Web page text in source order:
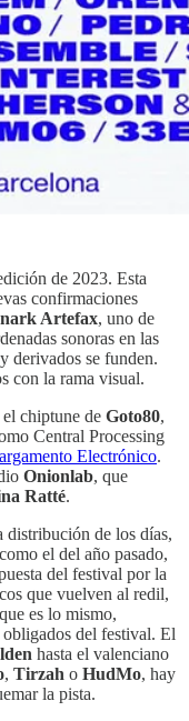
de 2023. Esta
confirmaciones
Artefax, uno de
sonoras en las
derivados se funden.
con la rama visual.
chiptune de Goto80,
Central Processing
Electrónico.
Onionlab, que
Ratté.
distribución de los días,
el del año pasado,
del festival por la
que vuelven al redil,
es lo mismo,
obligados del festival. El
hasta el valenciano
, Tirzah o HudMo, hay
la pista.